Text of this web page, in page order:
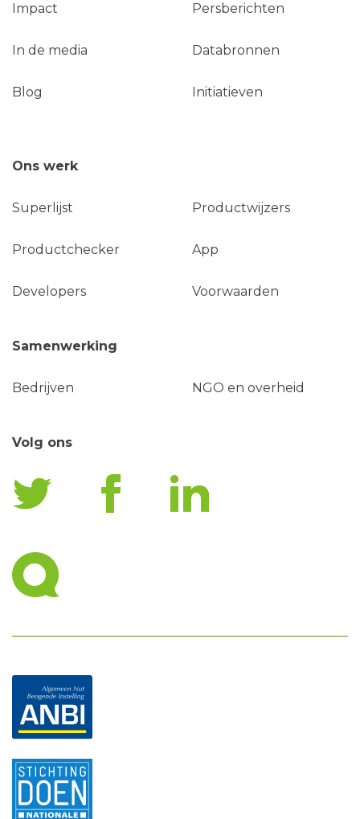
Impact Persberichten
In de media Databronnen
Blog Initiatieven
Ons werk
Superlijst Productwijzers
Productchecker App
Developers Voorwaarden
Samenwerking
Bedrijven NGO en overheid
Volg ons